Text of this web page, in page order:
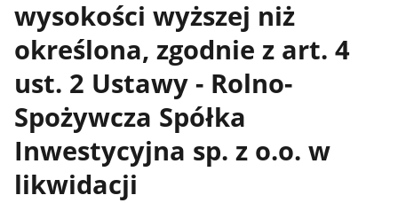
wysokości wyższej niż
określona, zgodnie z art. 4
ust. 2 Ustawy - Rolno-
Spożywcza Spółka
Inwestycyjna sp. z o.o. w
likwidacji